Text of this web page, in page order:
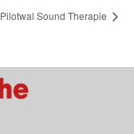
Pilotwal Sound Therapie